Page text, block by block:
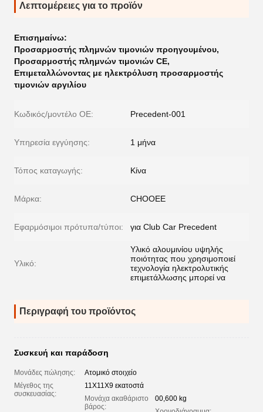
Λεπτομέρειες για το προϊόν
Επισημαίνω:
Προσαρμοστής πλημνών τιμονιών προηγουμένου,
Προσαρμοστής πλημνών τιμονιών CE,
Επιμεταλλώνοντας με ηλεκτρόλυση προσαρμοστής
τιμονιών αργιλίου
Κωδικός/μοντέλο ΟΕ: Precedent-001
Υπηρεσία εγγύησης: 1 μήνα
Τόπος καταγωγής: Κίνα
Μάρκα: CHOOEE
Εφαρμόσιμοι πρότυπα/τύποι: για Club Car Precedent
Υλικό:
Υλικό αλουμινίου υψηλής
ποιότητας που χρησιμοποιεί
τεχνολογία ηλεκτρολυτικής
επιμετάλλωσης μπορεί να
Περιγραφή του προϊόντος
Συσκευή και παράδοση
Μονάδες πώλησης:
Ατομικό στοιχείο
Μέγεθος της
συσκευασίας:
11X11X9 εκατοστά
Μονάχα ακαθάριστο
βάρος:
00,600 kg